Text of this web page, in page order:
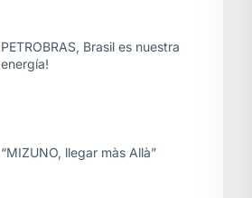
PETROBRAS, Brasil es nuestra
energía!
“MIZUNO, llegar màs Allà”